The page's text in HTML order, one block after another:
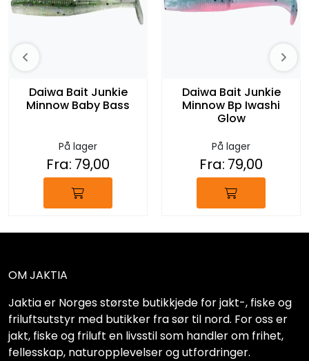
Daiwa Bait Junkie
Minnow Baby Bass
På lager
Fra: 79,00
Daiwa Bait Junkie
Minnow Bp Iwashi
Glow
På lager
Fra: 79,00
OM JAKTIA
Jaktia er Norges største butikkjede for jakt-, fiske og
friluftsutstyr med butikker fra sør til nord. For oss er
jakt, fiske og friluft en livsstil som handler om frihet,
fellesskap, naturopplevelser og utfordringer.